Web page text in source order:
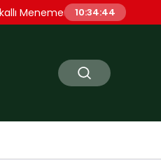
Denince Öne Çıkan
10:34:45